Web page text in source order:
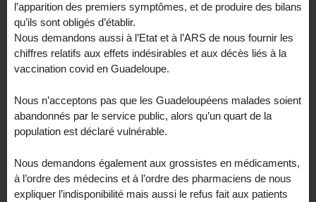
l’apparition des premiers symptômes, et de produire des bilans
qu’ils sont obligés d’établir.
Nous demandons aussi à l’Etat et à l’ARS de nous fournir les
chiffres relatifs aux effets indésirables et aux décès liés à la
vaccination covid en Guadeloupe.
Nous n’acceptons pas que les Guadeloupéens malades soient
abandonnés par le service public, alors qu’un quart de la
population est déclaré vulnérable.
Nous demandons également aux grossistes en médicaments,
à l’ordre des médecins et à l’ordre des pharmaciens de nous
expliquer l’indisponibilité mais aussi le refus fait aux patients